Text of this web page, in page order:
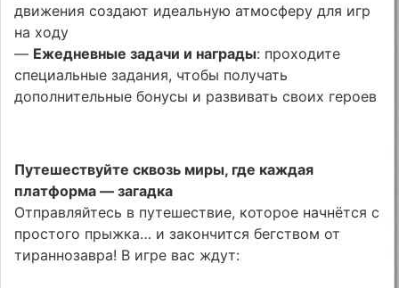
движения создают идеальную атмосферу для игр
на ходу
— Ежедневные задачи и награды: проходите
специальные задания, чтобы получать
дополнительные бонусы и развивать своих героев
Путешествуйте сквозь миры, где каждая
платформа — загадка
Отправляйтесь в путешествие, которое начнётся с
простого прыжка… и закончится бегством от
тираннозавра! В игре вас ждут: